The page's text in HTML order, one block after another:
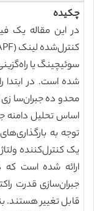
چکیده
سوئیچینگ یا
محدوده جبران‌سازی
توجه به
جبران‌سازی قدرت
قابل تغییر هستند.